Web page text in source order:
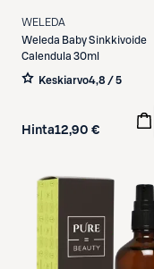
WELEDA
Weleda Baby Sinkkivoide
Calendula 30ml
Keskiarvo4,8 / 5
Hinta12,90 €